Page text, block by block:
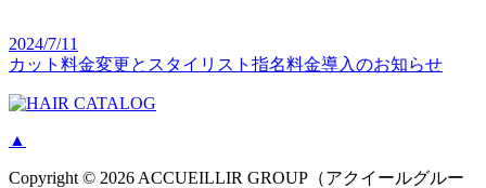
2024/7/11
カット料金変更とスタイリスト指名料金導入のお知らせ
▲
Copyright © 2026 ACCUEILLIR GROUP（アクイールグルー